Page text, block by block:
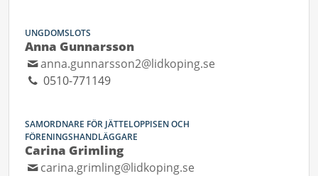
UNGDOMSLOTS
Anna Gunnarsson
anna.gunnarsson2@lidkoping.se
0510-771149
SAMORDNARE FÖR JÄTTELOPPISEN OCH
FÖRENINGSHANDLÄGGARE
Carina Grimling
carina.grimling@lidkoping.se